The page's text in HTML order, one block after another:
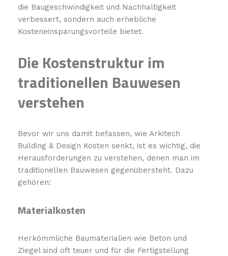
die Baugeschwindigkeit und Nachhaltigkeit
verbessert, sondern auch erhebliche
Kosteneinsparungsvorteile bietet.
Die Kostenstruktur im
traditionellen Bauwesen
verstehen
Bevor wir uns damit befassen, wie Arkitech
Building & Design Kosten senkt, ist es wichtig, die
Herausforderungen zu verstehen, denen man im
traditionellen Bauwesen gegenübersteht. Dazu
gehören:
Materialkosten
Herkömmliche Baumaterialien wie Beton und
Ziegel sind oft teuer und für die Fertigstellung